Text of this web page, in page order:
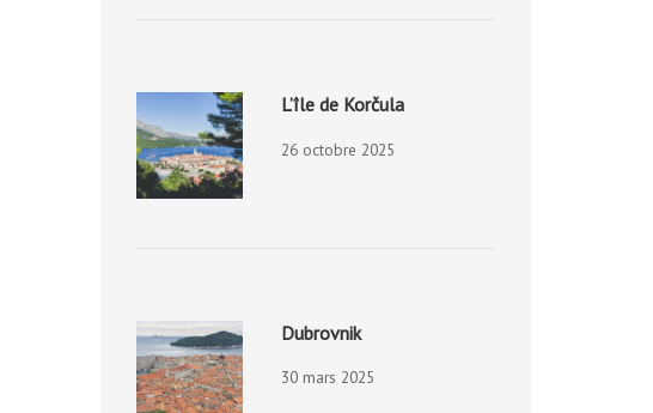
L’île de Korčula
26 octobre 2025
Dubrovnik
30 mars 2025